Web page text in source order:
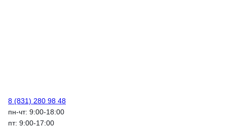
8 (831) 280 98 48
пн-чт: 9:00-18:00
пт: 9:00-17:00